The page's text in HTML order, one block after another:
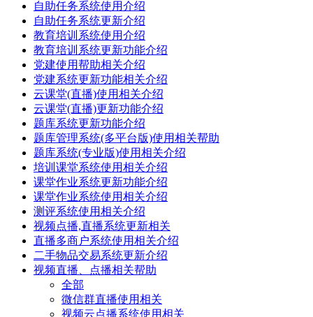
自助任务系统使用介绍
自助任务系统更新介绍
教育培训系统使用介绍
教育培训系统更新功能介绍
党建使用帮助相关介绍
党建系统更新功能相关介绍
云课堂(直播)使用相关介绍
云课堂(直播)更新功能介绍
题库系统更新功能介绍
题库管理系统(多平台版)使用相关帮助
题库系统(专业版)使用相关介绍
培训课堂系统使用相关介绍
课堂作业系统更新功能介绍
课堂作业系统使用相关介绍
测评系统使用相关介绍
视频点播,直播系统更新相关
直播多商户系统使用相关介绍
二手物品交易系统更新介绍
视频直播、点播相关帮助
全部
微信群直播使用相关
视频云点播系统使用相关